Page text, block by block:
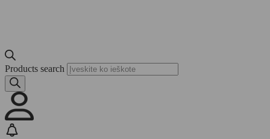
Products search